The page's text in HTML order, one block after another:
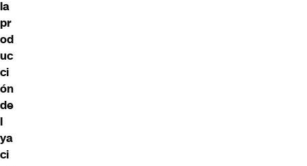
la
pr
od
uc
ci
ón
de
l
ya
ci